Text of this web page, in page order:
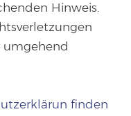
Hinweis.
finden